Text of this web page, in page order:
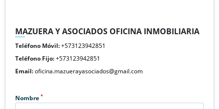
MAZUERA Y ASOCIADOS OFICINA INMOBILIARIA
Teléfono Móvil:+573123942851
Teléfono Fijo:+573123942851
Email:oficina.mazuerayasociados@gmail.com
Nombre *